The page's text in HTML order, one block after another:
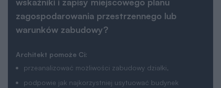
zagospodarowania przestrzennego lub
warunków zabudowy?
Architekt pomoże Ci:
przeanalizować możliwości zabudowy działki,
podpowie jak najkorzystniej usytuować budynek